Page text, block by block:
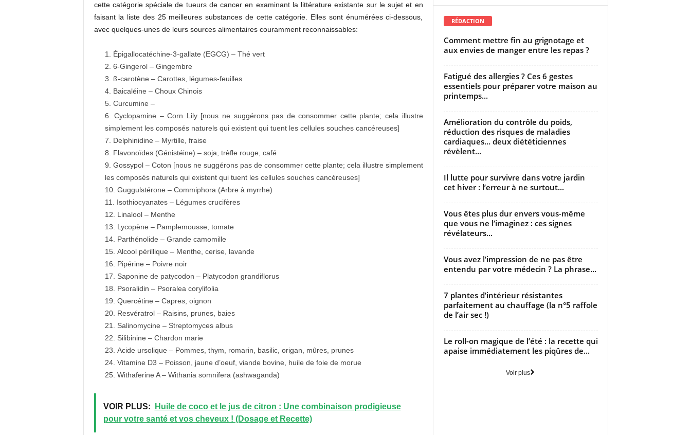
cette catégorie spéciale de tueurs de cancer en examinant la littérature existante sur le sujet et en
faisant la liste des 25 meilleures substances de cette catégorie. Elles sont énumérées ci-dessous,
avec quelques-unes de leurs sources alimentaires couramment reconnaissables:
Épigallocatéchine-3-gallate (EGCG) – Thé vert
6-Gingerol – Gingembre
ß-carotène – Carottes, légumes-feuilles
Baicaléine – Choux Chinois
Curcumine –
Cyclopamine – Corn Lily [nous ne suggérons pas de consommer cette plante; cela illustre
simplement les composés naturels qui existent qui tuent les cellules souches cancéreuses]
Delphinidine – Myrtille, fraise
Flavonoïdes (Génistéine) – soja, trèfle rouge, café
Gossypol – Coton [nous ne suggérons pas de consommer cette plante; cela illustre simplement
les composés naturels qui existent qui tuent les cellules souches cancéreuses]
Guggulstérone – Commiphora (Arbre à myrrhe)
Isothiocyanates – Légumes crucifères
Linalool – Menthe
Lycopène – Pamplemousse, tomate
Parthénolide – Grande camomille
Alcool périllique – Menthe, cerise, lavande
Pipérine – Poivre noir
Saponine de patycodon – Platycodon grandiflorus
Psoralidin – Psoralea corylifolia
Quercétine – Capres, oignon
Resvératrol – Raisins, prunes, baies
Salinomycine – Streptomyces albus
Silibinine – Chardon marie
Acide ursolique – Pommes, thym, romarin, basilic, origan, mûres, prunes
Vitamine D3 – Poisson, jaune d’oeuf, viande bovine, huile de foie de morue
Withaferine A – Withania somnifera (ashwaganda)
VOIR PLUS:
Huile de coco et le jus de citron : Une combinaison prodigieuse
pour votre santé et vos cheveux ! (Dosage et Recette)
RÉDACTION
Comment mettre fin au grignotage et
aux envies de manger entre les repas ?
Fatigué des allergies ? Ces 6 gestes
essentiels pour préparer votre maison au
printemps...
Amélioration du contrôle du poids,
réduction des risques de maladies
cardiaques… deux diététiciennes
révèlent...
Il lutte pour survivre dans votre jardin
cet hiver : l’erreur à ne surtout...
Vous êtes plus dur envers vous-même
que vous ne l’imaginez : ces signes
révélateurs...
Vous avez l’impression de ne pas être
entendu par votre médecin ? La phrase...
7 plantes d’intérieur résistantes
parfaitement au chauffage (la n°5 raffole
de l’air sec !)
Le roll-on magique de l’été : la recette qui
apaise immédiatement les piqûres de...
Voir plus